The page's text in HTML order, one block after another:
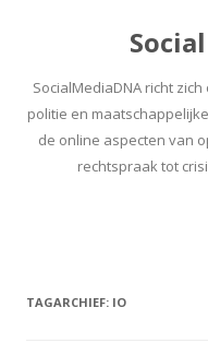
SocialMediaDNA richt
politie en
de online aspecten van
rechtspraak tot
TAGARCHIEF: IO